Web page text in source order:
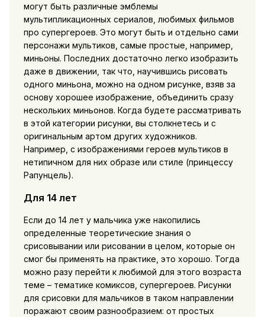
могут быть различные эмблемы
мультипликационных сериалов, любимых фильмов
про супергероев. Это могут быть и отдельно сами
персонажи мультиков, самые простые, например,
миньоны. Последних достаточно легко изобразить
даже в движении, так что, научившись рисовать
одного миньона, можно на одном рисунке, взяв за
основу хорошее изображение, объединить сразу
нескольких миньонов. Когда будете рассматривать
в этой категории рисунки, вы столкнетесь и с
оригинальным артом других художников.
Например, с изображениями героев мультиков в
нетипичном для них образе или стиле (принцессу
Рапунцель).
Для 14 лет
Если до 14 лет у мальчика уже накопились
определенные теоретические знания о
срисовывании или рисовании в целом, которые он
смог бы применять на практике, это хорошо. Тогда
можно разу перейти к любимой для этого возраста
теме – тематике комиксов, супергероев. Рисунки
для срисовки для мальчиков в таком направлении
поражают своим разнообразием: от простых